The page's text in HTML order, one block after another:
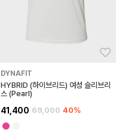
DYNAFIT
HYBRID (하이브리드) 여성 슬리브리
스 (Pearl)
41,400 69,000 40%